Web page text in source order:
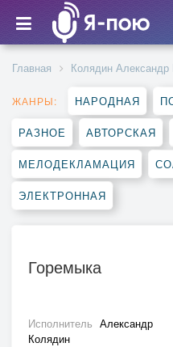
Главная Колядин Александр
ЖАНРЫ: НАРОДНАЯ
РАЗНОЕ АВТОРСКАЯ
МЕЛОДЕКЛАМАЦИЯ
ЭЛЕКТРОННАЯ
Горемыка
Исполнитель Александр
Колядин